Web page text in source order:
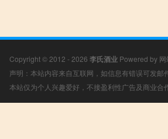
Copyright © 2012 - 2026 李氏酒业 Powered by
声明：本站内容来自互联网，如信息有错误可发
本站仅为个人兴趣爱好，不接盈利性广告及商业合